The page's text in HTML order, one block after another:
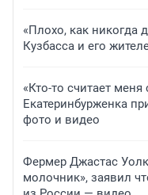
«Плохо, как никогда
Кузбасса и его
«Кто-то считает
Екатеринбурженка
фото и видео
Фермер Джастас
молочник», заявил